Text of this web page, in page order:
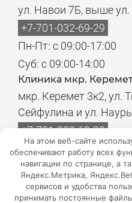
ул. Навои 7Б, выше
+7-701-032-69-29
Пн-Пт: с 09:00-17:00
Суб: с 09:00-14:00
Клиника мкр.
мкр. Керемет 3к2, ул.
Сейфулина и ул.
+7-701-032-69-20
Пн-Пт: с 08:00-17:00
Суб: с 08:00-14:00
Филиалы
Пн-Пт: с 08:00-18:00
На этом веб-сайте
обеспечивают работу всех
навигации по странице, а
Яндекс.Метрика,
сервисов и удобства
принимать постоянные